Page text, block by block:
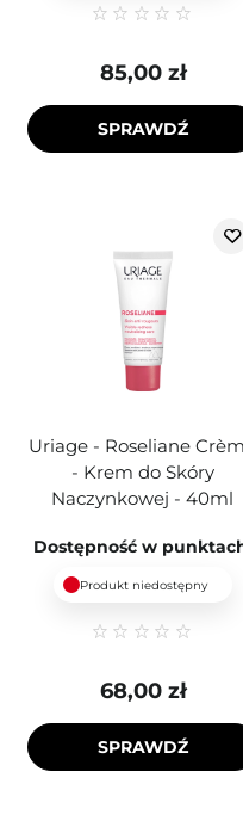
85,00 zł
SPRAWDŹ
Uriage - Roseliane
- Krem do Skóry
Naczynkowej - 40ml
Dostępność w
Produkt niedostępny
68,00 zł
SPRAWDŹ